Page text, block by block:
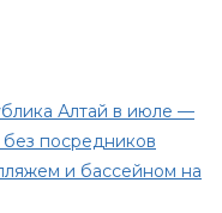
Алтай в июле —
посредников
и бассейном на